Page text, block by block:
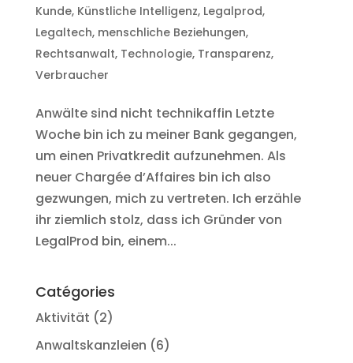
Kunde, Künstliche Intelligenz, Legalprod,
Legaltech, menschliche Beziehungen,
Rechtsanwalt, Technologie, Transparenz,
Verbraucher
Anwälte sind nicht technikaffin Letzte
Woche bin ich zu meiner Bank gegangen,
um einen Privatkredit aufzunehmen. Als
neuer Chargée d’Affaires bin ich also
gezwungen, mich zu vertreten. Ich erzähle
ihr ziemlich stolz, dass ich Gründer von
LegalProd bin, einem...
Catégories
Aktivität (2)
Anwaltskanzleien (6)